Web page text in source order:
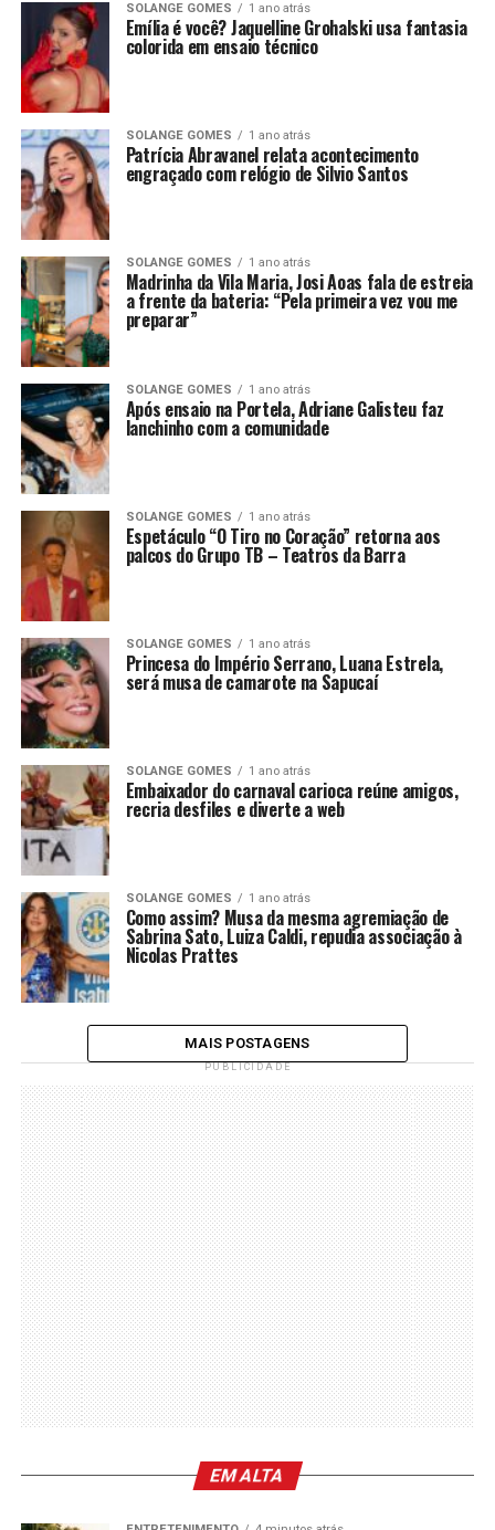
SOLANGE GOMES 1 ano atrás
Emília é você? Jaquelline Grohalski usa fantasia
colorida em ensaio técnico
SOLANGE GOMES 1 ano atrás
Patrícia Abravanel relata acontecimento
engraçado com relógio de Silvio Santos
SOLANGE GOMES 1 ano atrás
Madrinha da Vila Maria, Josi Aoas fala de estreia
a frente da bateria: “Pela primeira vez vou me
preparar”
SOLANGE GOMES 1 ano atrás
Após ensaio na Portela, Adriane Galisteu faz
lanchinho com a comunidade
SOLANGE GOMES 1 ano atrás
Espetáculo “O Tiro no Coração” retorna aos
palcos do Grupo TB – Teatros da Barra
SOLANGE GOMES 1 ano atrás
Princesa do Império Serrano, Luana Estrela,
será musa de camarote na Sapucaí
SOLANGE GOMES 1 ano atrás
Embaixador do carnaval carioca reúne amigos,
recria desfiles e diverte a web
SOLANGE GOMES 1 ano atrás
Como assim? Musa da mesma agremiação de
Sabrina Sato, Luiza Caldi, repudia associação à
Nicolas Prattes
MAIS POSTAGENS
PUBLICIDADE
EM ALTA